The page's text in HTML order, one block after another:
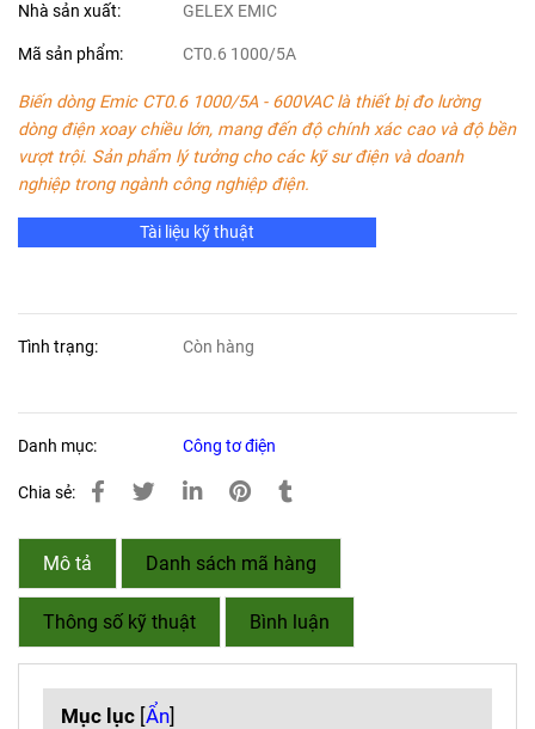
Nhà sản xuất: GELEX EMIC
Mã sản phẩm: CT0.6 1000/5A
Biến dòng Emic CT0.6 1000/5A - 600VAC là thiết bị đo lường
dòng điện xoay chiều lớn, mang đến độ chính xác cao và độ bền
vượt trội. Sản phẩm lý tưởng cho các kỹ sư điện và doanh
nghiệp trong ngành công nghiệp điện.
Tài liệu kỹ thuật
Tình trạng: Còn hàng
Danh mục: Công tơ điện
Chia sẻ:
Mô tả Danh sách mã hàng
Thông số kỹ thuật Bình luận
Mục lục [Ẩn]